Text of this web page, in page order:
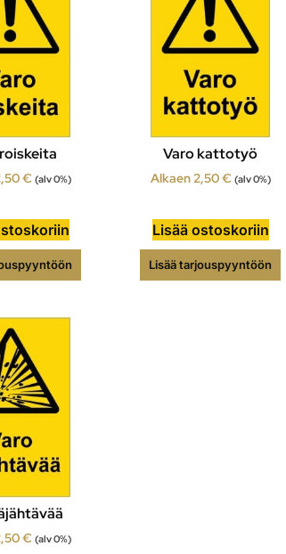
€ (alv 0%)
Varo kattotyö
Alkaen2,50€ (alv 0%)
Lisää ostoskoriin
Lisää tarjouspyyntöön
€ (alv 0%)